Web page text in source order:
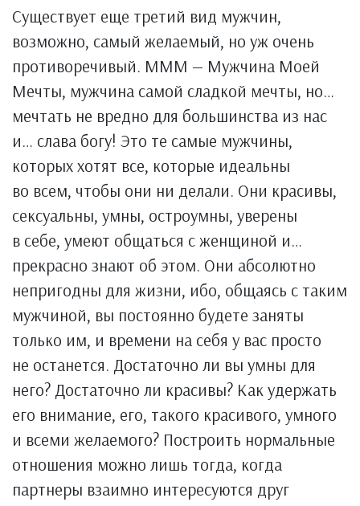
Существует еще третий вид мужчин,
возможно, самый желаемый, но уж очень
противоречивый. МММ — Мужчина Моей
Мечты, мужчина самой сладкой мечты, но…
мечтать не вредно для большинства из нас
и… слава богу! Это те самые мужчины,
которых хотят все, которые идеальны
во всем, чтобы они ни делали. Они красивы,
сексуальны, умны, остроумны, уверены
в себе, умеют общаться с женщиной и…
прекрасно знают об этом. Они абсолютно
непригодны для жизни, ибо, общаясь с таким
мужчиной, вы постоянно будете заняты
только им, и времени на себя у вас просто
не останется. Достаточно ли вы умны для
него? Достаточно ли красивы? Как удержать
его внимание, его, такого красивого, умного
и всеми желаемого? Построить нормальные
отношения можно лишь тогда, когда
партнеры взаимно интересуются друг